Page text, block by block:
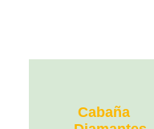
Cabaña